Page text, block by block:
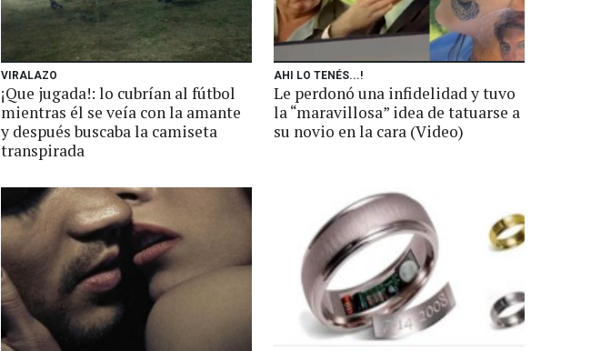
VIRALAZO
¡Que jugada!: lo cubrían al fútbol
mientras él se veía con la amante
y después buscaba la camiseta
transpirada
AHI LO TENÉS...!
Le perdonó una infidelidad y tuvo
la “maravillosa” idea de tatuarse a
su novio en la cara (Video)